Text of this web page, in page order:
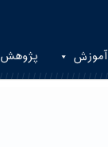
آموزش پژوهش